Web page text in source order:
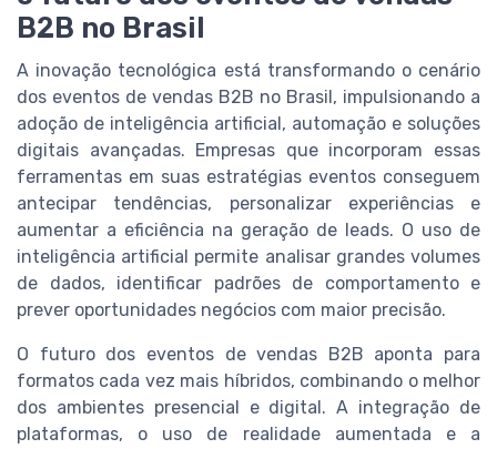
B2B no Brasil
A inovação tecnológica está transformando o cenário
dos eventos de vendas B2B no Brasil, impulsionando a
adoção de inteligência artificial, automação e soluções
digitais avançadas. Empresas que incorporam essas
ferramentas em suas estratégias eventos conseguem
antecipar tendências, personalizar experiências e
aumentar a eficiência na geração de leads. O uso de
inteligência artificial permite analisar grandes volumes
de dados, identificar padrões de comportamento e
prever oportunidades negócios com maior precisão.
O futuro dos eventos de vendas B2B aponta para
formatos cada vez mais híbridos, combinando o melhor
dos ambientes presencial e digital. A integração de
plataformas, o uso de realidade aumentada e a